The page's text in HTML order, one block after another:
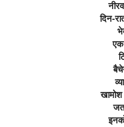
दिन-
एक